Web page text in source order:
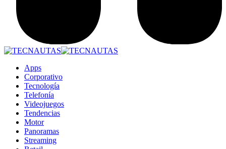
Apps
Corporativo
Tecnología
Telefonía
Videojuegos
Tendencias
Motor
Panoramas
Streaming